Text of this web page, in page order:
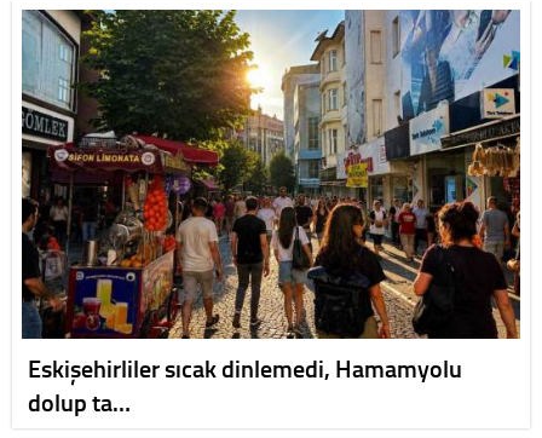
Eskişehirliler sıcak dinlemedi, Hamamyolu
dolup ta…